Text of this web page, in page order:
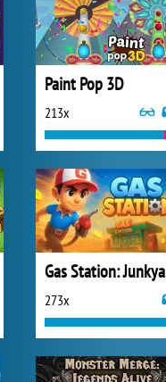
Paint Pop 3D
213x
273x